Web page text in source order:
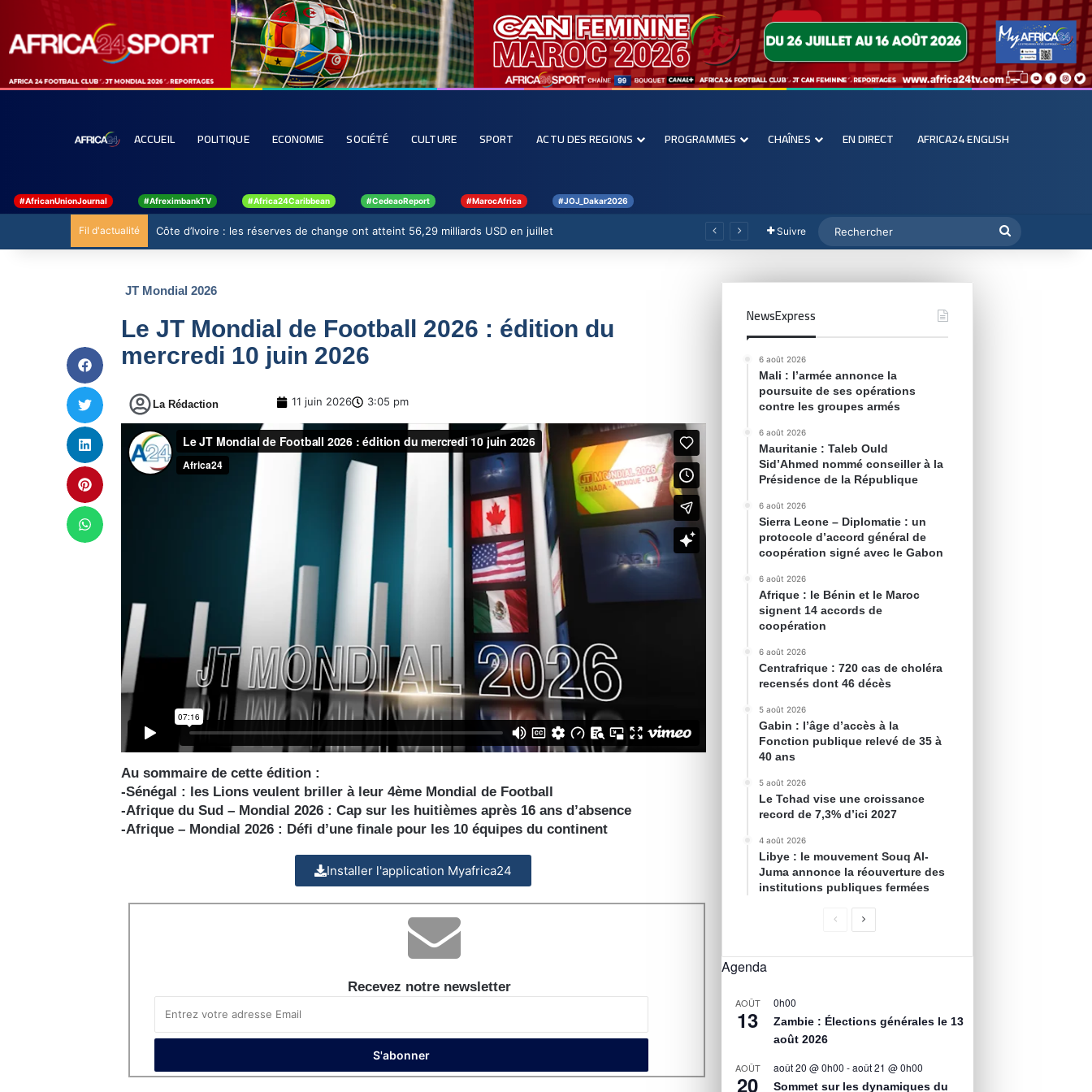
ACCUEIL POLITIQUE ECONOMIE SOCIÉTÉ CULTURE SPORT ACTU DES REGIONS PROGRAMMES CHAÎNES EN DIRECT AFRICA24 ENGLISH
#AfricanUnionJournal #AfreximbankTV #Africa24Caribbean #CedeaoReport #MarocAfrica #JOJ_Dakar2026
Fil d'actualité Côte d’Ivoire : les réserves de change ont atteint 56,29 milliards USD en juillet Suivre
JT Mondial 2026
Le JT Mondial de Football 2026 : édition du
mercredi 10 juin 2026
La Rédaction 11 juin 2026 3:05 pm
Au sommaire de cette édition :
-Sénégal : les Lions veulent briller à leur 4ème Mondial de Football
-Afrique du Sud – Mondial 2026 : Cap sur les huitièmes après 16 ans d’absence
-Afrique – Mondial 2026 : Défi d’une finale pour les 10 équipes du continent
Installer l'application Myafrica24
Recevez notre newsletter
NewsExpress
6 août 2026
Mali : l’armée annonce la
poursuite de ses opérations
contre les groupes armés
6 août 2026
Mauritanie : Taleb Ould
Sid’Ahmed nommé conseiller à la
Présidence de la République
6 août 2026
Sierra Leone – Diplomatie : un
protocole d’accord général de
coopération signé avec le Gabon
6 août 2026
Afrique : le Bénin et le Maroc
signent 14 accords de
coopération
6 août 2026
Centrafrique : 720 cas de choléra
recensés dont 46 décès
5 août 2026
Gabin : l’âge d’accès à la
Fonction publique relevé de 35 à
40 ans
5 août 2026
Le Tchad vise une croissance
record de 7,3% d’ici 2027
4 août 2026
Libye : le mouvement Souq Al-
Juma annonce la réouverture des
institutions publiques fermées
Agenda
AOÛT
13
0h00
Zambie : Élections générales le 13
août 2026
AOÛT
20
août 20 @ 0h00 -août 21 @ 0h00
Sommet sur les dynamiques du